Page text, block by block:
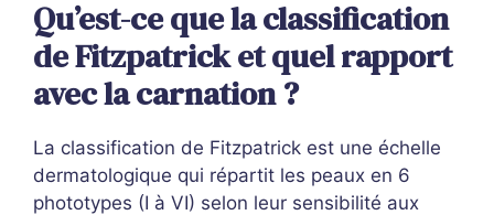
Qu’est-ce que la classification
de Fitzpatrick et quel rapport
avec la carnation ?
La classification de Fitzpatrick est une échelle
dermatologique qui répartit les peaux en 6
phototypes (I à VI) selon leur sensibilité aux